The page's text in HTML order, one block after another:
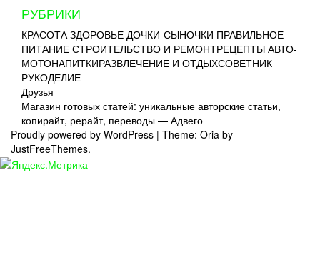
РУБРИКИ
КРАСОТА ЗДОРОВЬЕ ДОЧКИ-СЫНОЧКИ ПРАВИЛЬНОЕ
ПИТАНИЕ СТРОИТЕЛЬСТВО И РЕМОНТРЕЦЕПТЫ АВТО-
МОТОНАПИТКИРАЗВЛЕЧЕНИЕ И ОТДЫХСОВЕТНИК
РУКОДЕЛИЕ
Друзья
Магазин готовых статей: уникальные авторские статьи,
копирайт, рерайт, переводы — Адвего
Proudly powered by WordPress | Theme: Oria by
JustFreeThemes.